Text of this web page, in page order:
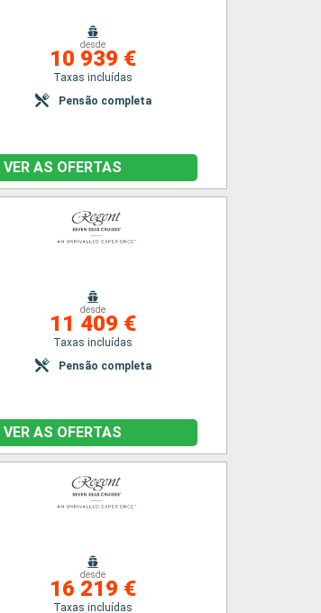
desde
10 939 €
Taxas incluídas
Pensão completa
VER AS OFERTAS
desde
11 409 €
Taxas incluídas
Pensão completa
VER AS OFERTAS
desde
16 219 €
Taxas incluídas